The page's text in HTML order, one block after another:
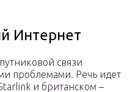
Интернет
связи
проблемами. Речь идет
и британском –